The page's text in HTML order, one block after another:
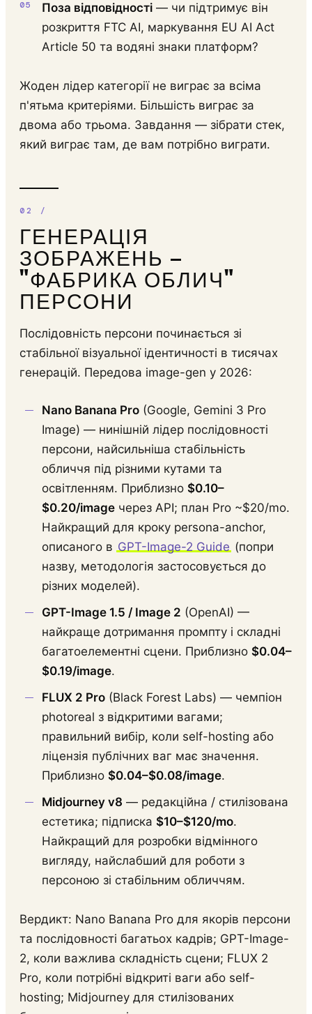
Поза відповідності — чи підтримує він
розкриття FTC AI, маркування EU AI Act
Article 50 та водяні знаки платформ?
Жоден лідер категорії не виграє за всіма
п'ятьма критеріями. Більшість виграє за
двома або трьома. Завдання — зібрати стек,
який виграє там, де вам потрібно виграти.
ГЕНЕРАЦІЯ
ЗОБРАЖЕНЬ —
"ФАБРИКА ОБЛИЧ"
ПЕРСОНИ
Послідовність персони починається зі
стабільної візуальної ідентичності в тисячах
генерацій. Передова image-gen у 2026:
Nano Banana Pro (Google, Gemini 3 Pro
Image) — нинішній лідер послідовності
персони, найсильніша стабільність
обличчя під різними кутами та
освітленням. Приблизно $0.10–
$0.20/image через API; план Pro ~$20/mo.
Найкращий для кроку persona-anchor,
описаного в GPT-Image-2 Guide (попри
назву, методологія застосовується до
різних моделей).
GPT-Image 1.5 / Image 2 (OpenAI) —
найкраще дотримання промпту і складні
багатоелементні сцени. Приблизно $0.04–
$0.19/image.
FLUX 2 Pro (Black Forest Labs) — чемпіон
photoreal з відкритими вагами;
правильний вибір, коли self-hosting або
ліцензія публічних ваг має значення.
Приблизно $0.04–$0.08/image.
Midjourney v8 — редакційна / стилізована
естетика; підписка $10–$120/mo.
Найкращий для розробки відмінного
вигляду, найслабший для роботи з
персоною зі стабільним обличчям.
Вердикт: Nano Banana Pro для якорів персони
та послідовності багатьох кадрів; GPT-Image-
2, коли важлива складність сцени; FLUX 2
Pro, коли потрібні відкриті ваги або self-
hosting; Midjourney для стилізованих